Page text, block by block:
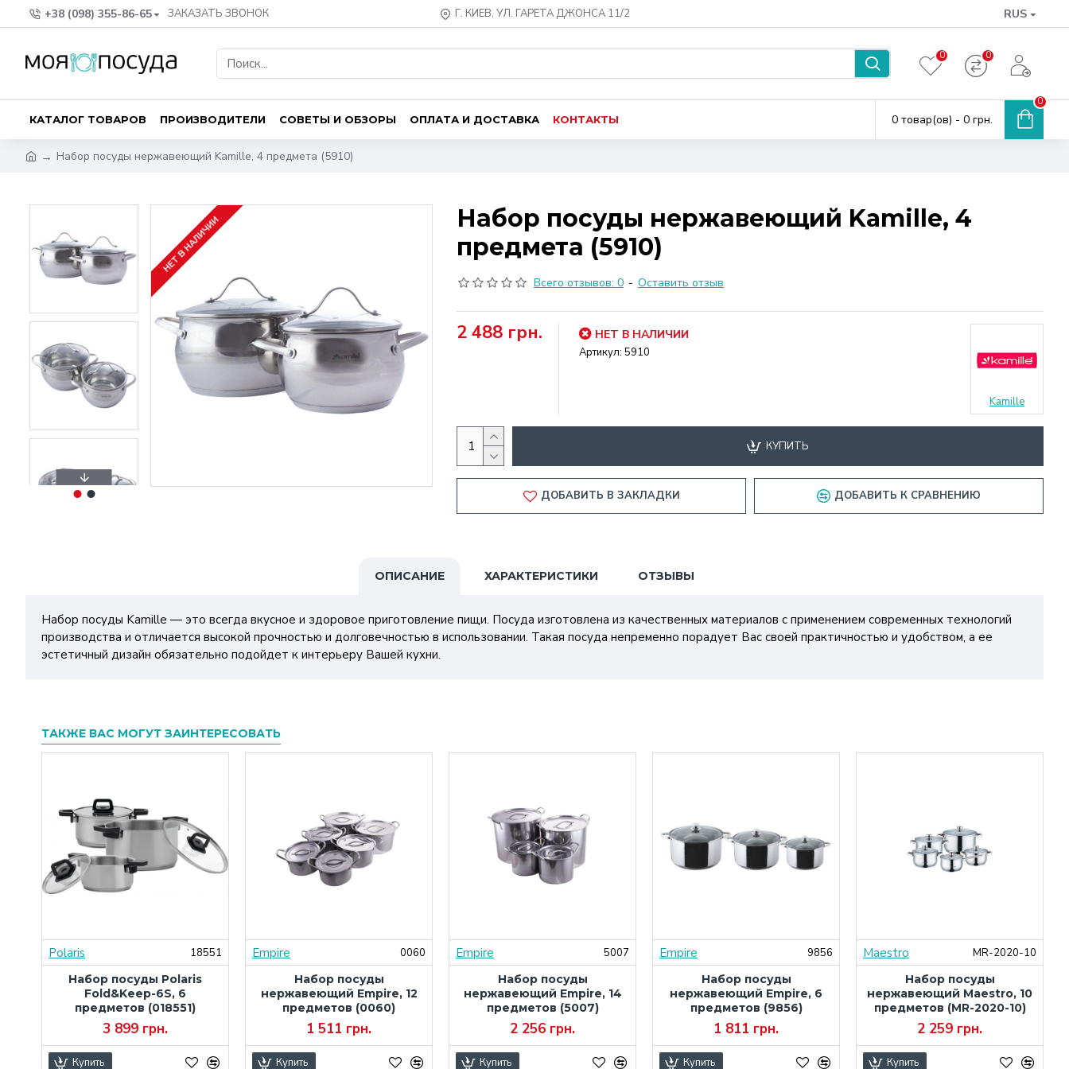
+38 (098) 355-86-65 ЗАКАЗАТЬ ЗВОНОК Г. КИЕВ, УЛ. ГАРЕТА ДЖОНСА 11/2 RUS
0 0
КАТАЛОГ ТОВАРОВ ПРОИЗВОДИТЕЛИ СОВЕТЫ И ОБЗОРЫ ОПЛАТА И ДОСТАВКА КОНТАКТЫ 0 товар(ов) - 0 грн.
0
Набор посуды нержавеющий Kamille, 4 предмета (5910)
НЕТ В НАЛИЧИИ
Набор посуды нержавеющий Kamille, 4
предмета (5910)
Всего отзывов: 0 - Оставить отзыв
2 488 грн. НЕТ В НАЛИЧИИ
Артикул: 5910
Kamille
КУПИТЬ
ДОБАВИТЬ В ЗАКЛАДКИ ДОБАВИТЬ К СРАВНЕНИЮ
ОПИСАНИЕ ХАРАКТЕРИСТИКИ ОТЗЫВЫ
Набор посуды Kamille — это всегда вкусное и здоровое приготовление пищи. Посуда изготовлена из качественных материалов с применением современных технологий
производства и отличается высокой прочностью и долговечностью в использовании. Такая посуда непременно порадует Вас своей практичностью и удобством, а ее
эстетичный дизайн обязательно подойдет к интерьеру Вашей кухни.
ТАКЖЕ ВАС МОГУТ ЗАИНТЕРЕСОВАТЬ
Polaris
18551
Набор посуды Polaris
Fold&Keep-6S, 6
предметов (018551)
3 899 грн.
Купить
Empire
0060
Набор посуды
нержавеющий Empire, 12
предметов (0060)
1 511 грн.
Купить
Empire
5007
Набор посуды
нержавеющий Empire, 14
предметов (5007)
2 256 грн.
Купить
Empire
9856
Набор посуды
нержавеющий Empire, 6
предметов (9856)
1 811 грн.
Купить
Maestro
MR-2020-10
Набор посуды
нержавеющий Maestro, 10
предметов (MR-2020-10)
2 259 грн.
Купить